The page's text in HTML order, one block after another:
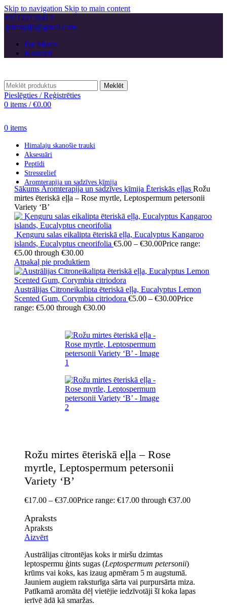
Skip to navigation Skip to main content
+37122159413
jaterapija@gmail.com
Par Mums
Kontakti
Meklēt
Pieslēgties / Reģistrēties
0 items / €0.00
0 items
Himalaju skanošie trauki
Aksesuāri
Peptīdi
Stressrelief
Aromterapija un sadzīves ķīmija
Sākums Aromterapija un sadzīves ķīmija Ēteriskās eļļas Rožu
mirtes ēteriskā eļļa – Rose myrtle, Leptospermum petersonii
Variety ‘B’
Ķenguru salas eikalipta ēteriskā eļļa, Eucalyptus Kangaroo
islands, Eucalyptus cneorifolia €5.00 – €30.00Price range:
€5.00 through €30.00
Atpakaļ pie produktiem
Austrālijas Citroneikalipta ēteriskā eļļa, Eucalyptus Lemon
Scented Gum, Corymbia citriodora €5.00 – €30.00Price
range: €5.00 through €30.00
Rožu mirtes ēteriskā eļļa – Rose
myrtle, Leptospermum petersonii
Variety ‘B’
€17.00 – €37.00Price range: €17.00 through €37.00
Apraksts
Apraksts
Aizvērt
Austrālijas citrontējas koks ir miršu dzimtas
leptospermu ģints sugas (Leptospermum petersonii)
krūms vai koks, kas izaug apmēram 5 m augstumā.
Jauniem augiem raksturīga sārta vai purpursārta miza.
Patīkamā aromāta dēļ vietējie iedzīvotāji šī koka lapas
ierīvē ādā kā smaržas.